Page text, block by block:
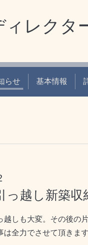
ィレク
らせ 基本情報
っ越し新築
越しも大変。その後の
全力でさせて頂きます